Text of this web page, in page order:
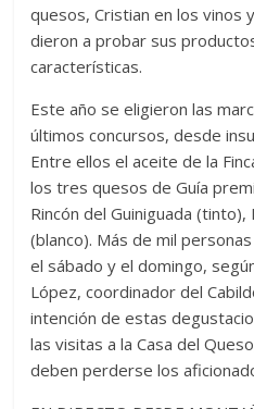
quesos, Cristian en los vinos
dieron a probar sus
características.
Este año se eligieron las
últimos concursos, desde
Entre ellos el aceite de la
los tres quesos de Guía
Rincón del Guiniguada (tinto),
(blanco). Más de mil
el sábado y el domingo,
López, coordinador del
intención de estas
las visitas a la Casa del
deben perderse los